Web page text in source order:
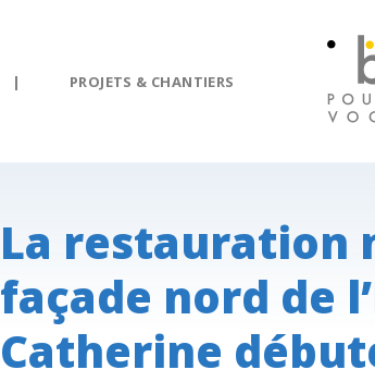
| PROJETS & CHANTIERS
La restauration
façade nord de
Catherine